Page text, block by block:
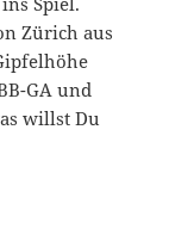
Zürich aus
GA und
willst Du